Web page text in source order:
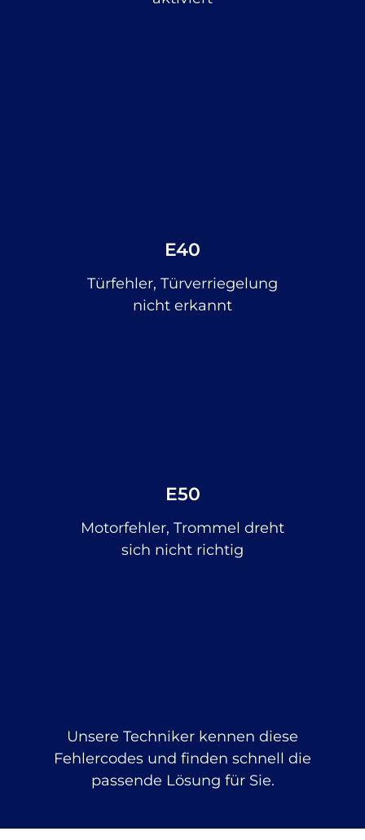
E40
Türfehler, Türverriegelung
nicht erkannt
E50
Motorfehler, Trommel dreht
sich nicht richtig
Unsere Techniker kennen diese
Fehlercodes und finden schnell die
passende Lösung für Sie.